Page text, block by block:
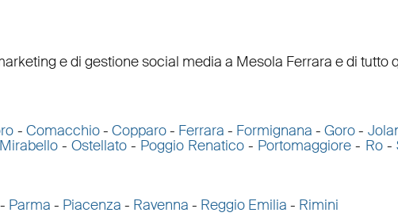
e di gestione social media a Mesola Ferrara e di tutto
- Comacchio- Copparo- Ferrara - Formignana -Goro-
Mirabello- Ostellato- Poggio Renatico - Portomaggiore - Ro-
- Parma - Piacenza - Ravenna - Reggio Emilia - Rimini